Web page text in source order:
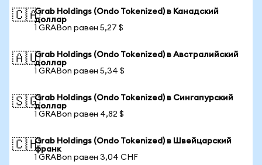
🇨🇦Grab Holdings (Ondo Tokenized) в Канадский
доллар
1 GRABon равен 5,27 $
🇦🇺Grab Holdings (Ondo Tokenized) в Австралийский
доллар
1 GRABon равен 5,34 $
🇸🇬Grab Holdings (Ondo Tokenized) в Сингапурский
доллар
1 GRABon равен 4,82 $
🇨🇭Grab Holdings (Ondo Tokenized) в Швейцарский
франк
1 GRABon равен 3,04 CHF